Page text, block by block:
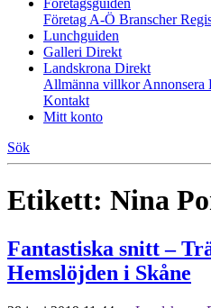
Företagsguiden
Företag A-Ö Branscher
Lunchguiden
Galleri Direkt
Landskrona Direkt
Allmänna villkorAnnonsera
Kontakt
Mitt konto
Sök
Etikett: Nina
Fantastiska snitt –
Hemslöjden i Skåne